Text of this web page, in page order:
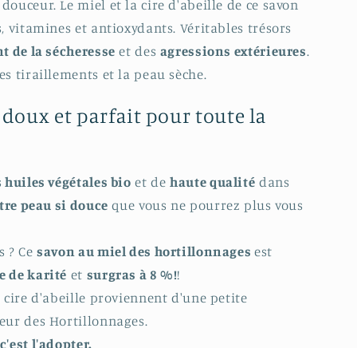
Le miel et la cire d'abeille de ce savon
vitamines et antioxydants. Véritables trésors
de la sécheresse et des agressions extérieures.
tiraillements et la peau sèche.
et parfait pour toute la
huiles végétales bio et dehaute qualité dans
peau si douce que vous ne pourrez plus vous
? Cesavon au miel des hortillonnagesest
de karité et surgras à 8 %!!
cire d'abeille proviennent d'une petite
des Hortillonnages.
l'adopter.